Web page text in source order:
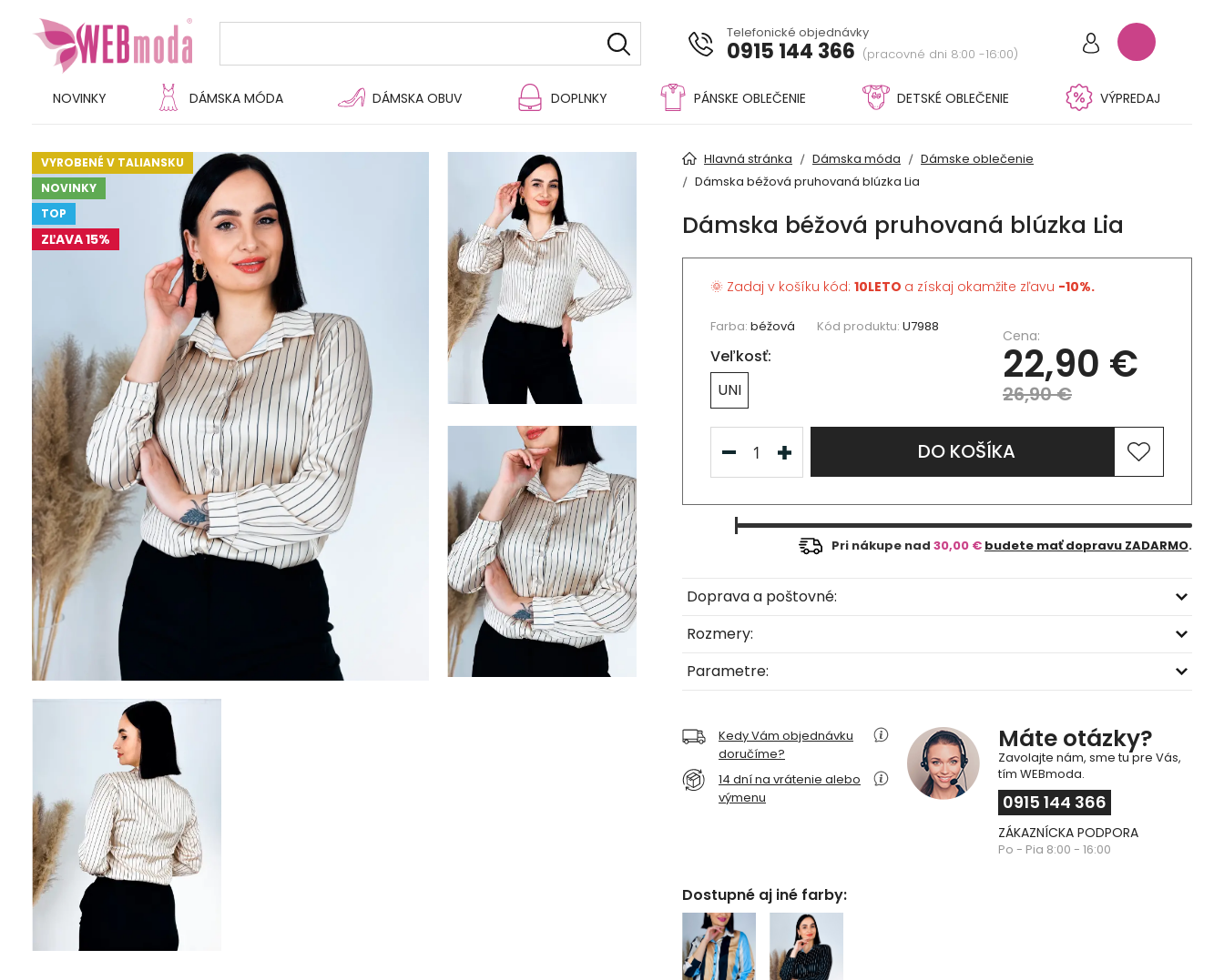
Telefonické objednávky
0915 144 366 (pracovné dni 8:00 -16:00)
NOVINKY DÁMSKA MÓDA DÁMSKA OBUV DOPLNKY PÁNSKE OBLEČENIE DETSKÉ OBLEČENIE VÝPREDAJ
VYROBENÉ V TALIANSKU
NOVINKY
TOP
ZĽAVA 15%
Hlavná stránka Dámska móda
Dámske oblečenie
Dámska béžová pruhovaná blúzka Lia
Dámska béžová pruhovaná blúzka Lia
🌞 Zadaj v košíku kód: 10LETO a získaj okamžite zľavu -10%.
Farba: béžová Kód produktu: U7988
Veľkosť:
UNI
Cena:
22,90 €
26,90 €
DO KOŠÍKA
Pri nákupe nad 30,00 € budete mať dopravu ZADARMO.
Doprava a poštovné:
Rozmery:
Parametre:
Kedy Vám objednávku
doručíme?
14 dní na vrátenie alebo
výmenu
Máte otázky?
Zavolajte nám, sme tu pre Vás,
tím WEBmoda.
0915 144 366
ZÁKAZNÍCKA PODPORA
Po - Pia 8:00 - 16:00
Dostupné aj iné farby: